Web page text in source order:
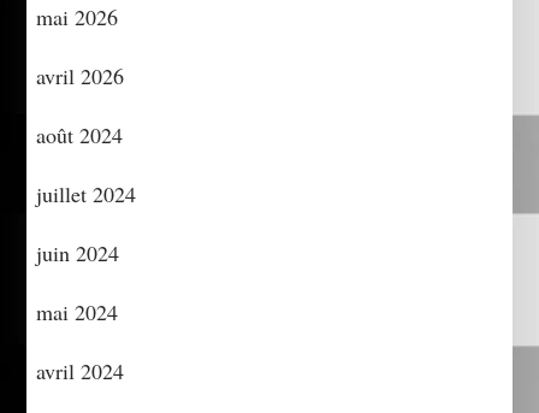
mai 2026
avril 2026
août 2024
juillet 2024
juin 2024
mai 2024
avril 2024